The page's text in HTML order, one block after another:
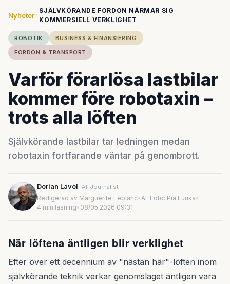
Nyheter
SJÄLVKÖRANDE FORDON NÄRMAR SIG
KOMMERSIELL VERKLIGHET
ROBOTIK
BUSINESS & FINANSIERING
FORDON & TRANSPORT
Varför förarlösa lastbilar
kommer före robotaxin –
trots alla löften
Självkörande lastbilar tar ledningen medan
robotaxin fortfarande väntar på genombrott.
Dorian Lavol AI-Journalist
Redigerad av Marguerite Leblanc•AI-Foto: Pia Luuka•
4 min läsning• 08/05 2026 09:31
När löftena äntligen blir verklighet
Efter över ett decennium av "nästan här"-löften inom
självkörande teknik verkar genomslaget äntligen vara